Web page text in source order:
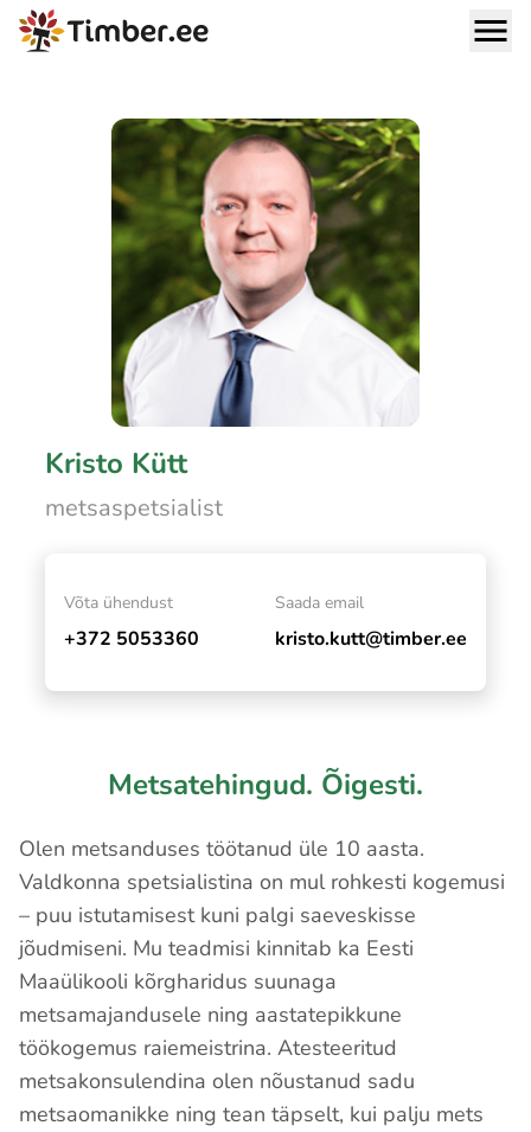
Kristo Kütt
metsaspetsialist
Võta ühendust
+372 5053360
Saada email
kristo.kutt@timber.ee
Metsatehingud. Õigesti.
Olen metsanduses töötanud üle 10 aasta.
Valdkonna spetsialistina on mul rohkesti kogemusi
– puu istutamisest kuni palgi saeveskisse
jõudmiseni. Mu teadmisi kinnitab ka Eesti
Maaülikooli kõrgharidus suunaga
metsamajandusele ning aastatepikkune
töökogemus raiemeistrina. Atesteeritud
metsakonsulendina olen nõustanud sadu
metsaomanikke ning tean täpselt, kui palju mets